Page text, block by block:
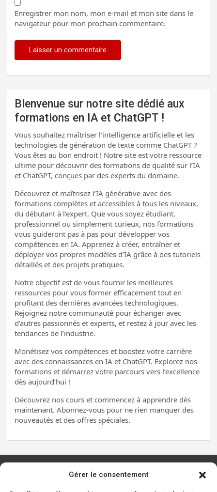
Gérer le consentement
Enregistrer mon nom, mon e-mail et mon site dans le
navigateur pour mon prochain commentaire.
Bienvenue sur notre site dédié aux
formations en IA et ChatGPT !
Vous souhaitez maîtriser l’intelligence artificielle et les
technologies de génération de texte comme ChatGPT ?
Vous êtes au bon endroit ! Notre site est votre ressource
ultime pour découvrir des formations de qualité sur l’IA
et ChatGPT, conçues par des experts du domaine.
Découvrez et maîtrisez l’IA générative avec des
formations complètes et accessibles à tous les niveaux,
du débutant à l’expert. Que vous soyez étudiant,
professionnel ou simplement curieux, nos formations
vous guideront pas à pas pour développer vos
compétences en IA. Apprenez à créer, entraîner et
déployer vos propres modèles d’IA grâce à des tutoriels
détaillés et des projets pratiques.
Notre objectif est de vous fournir les meilleures
ressources pour vous former efficacement tout en
profitant des dernières avancées technologiques.
Rejoignez notre communauté pour échanger avec
d’autres passionnés et experts, et restez à jour avec les
tendances de l’industrie.
Monétisez vos compétences et boostez votre carrière
avec des connaissances en IA et ChatGPT. Explorez nos
formations et démarrez votre parcours vers l’excellence
dès aujourd’hui !
Découvrez nos cours et commencez à apprendre dès
maintenant. Abonnez-vous pour ne rien manquer des
nouveautés et des offres spéciales.
Les principaux outils d’IA